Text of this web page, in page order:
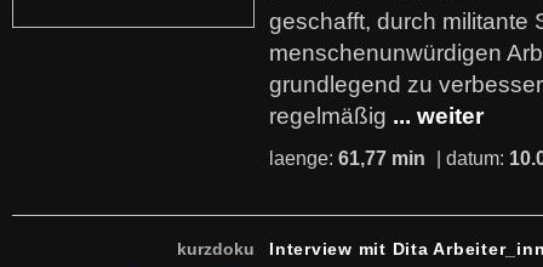
geschafft, durch militante
menschenunwürdigen
grundlegend zu
regelmäßig ... weiter
laenge: 61,77 min | datum:
kurzdoku Interview mit Dita